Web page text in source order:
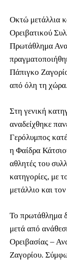
Οκτώ μετάλλια
Ορειβατικού
Πρωτάθλημα
Πάπιγκο
από όλη τη χώρα.
Στη γενική
αναδείχθηκε
Γερόλυμπος
η Φαίδρα
αθλητές του
κατηγορίες, με
μετάλλιο και
Το πρωτάθλημα
μετά από
Ορειβασίας –
Ζαγορίου.